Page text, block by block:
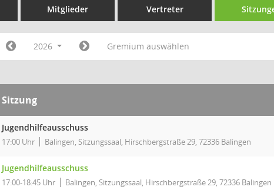
Mitglieder Vertreter
2026 Gremium auswählen
Sitzung
Jugendhilfeausschuss
17:00 Uhr Balingen, Sitzungssaal, Hirschbergstraße 29, 72336 Balingen
Jugendhilfeausschuss
17:00-18:45 Uhr Balingen, Sitzungssaal, Hirschbergstraße 29, 72336 Balingen